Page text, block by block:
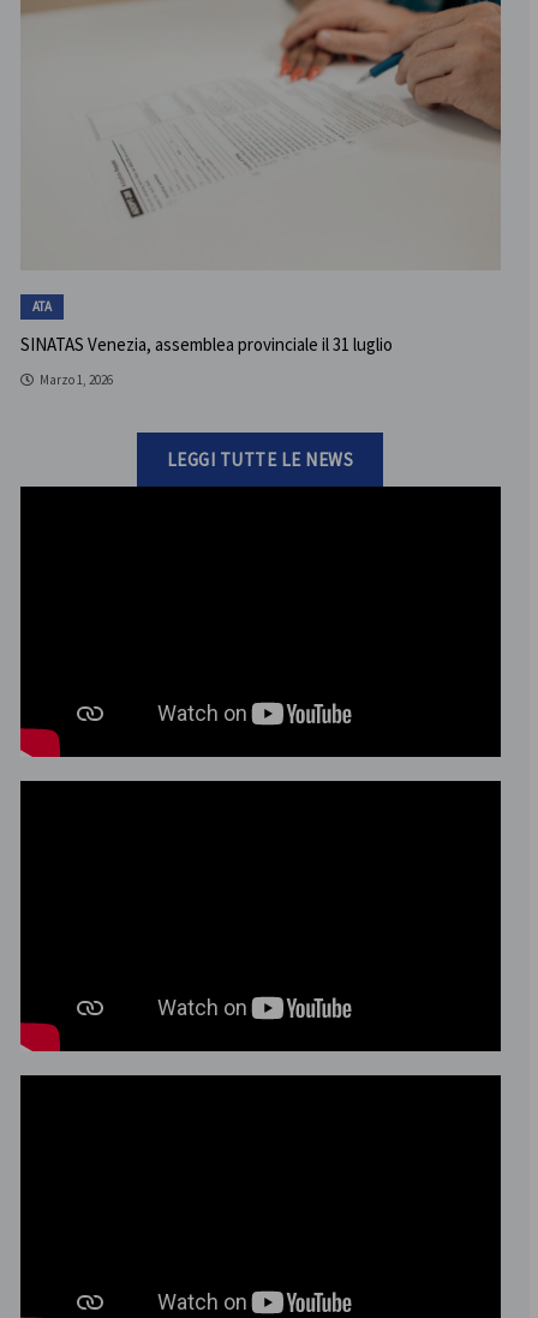
ATA
SINATAS Venezia, assemblea provinciale il 31 luglio
Marzo 1, 2026
LEGGI TUTTE LE NEWS